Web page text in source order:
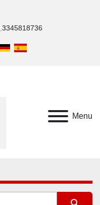
3345818736
Menu